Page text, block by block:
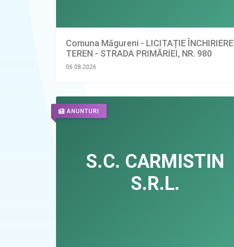
Comuna Măgureni - LICITAȚIE ÎNCHIRIERE
TEREN - STRADA PRIMĂRIEI, NR. 980
06.08.2026
ANUNTURI